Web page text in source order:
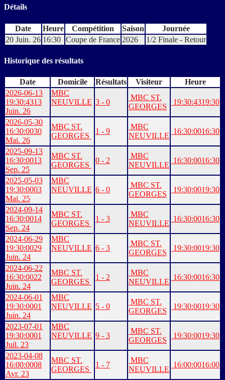
Détails
Date Heure Compétition Saison
Journée
20 Juin. 26 16:30 Coupe de France 2026 1/2 Finale - Retour
Historique des résultats
Date Domicile Résultats Visiteur
Heure
2026-06-13
19:30:4313
Juin. 26
MBC
NEUVILLE 3 - 0
MBC ST.
GEORGES
19:30:4319:30
2026-05-30
16:30:0030
Mai. 26
MBC ST.
GEORGES
1 - 9
MBC
NEUVILLE
16:30:0016:30
2025-09-13
16:30:0013
Sep. 25
MBC ST.
GEORGES
0 - 2
MBC
NEUVILLE
16:30:0016:30
2025-05-03
19:30:0003
Mai. 25
MBC
NEUVILLE 6 - 0
MBC ST.
GEORGES
19:30:0019:30
2024-09-14
16:30:0014
Sep. 24
MBC ST.
GEORGES
1 - 3
MBC
NEUVILLE
16:30:0016:30
2024-06-29
19:30:0029
Juin. 24
MBC
NEUVILLE 6 - 3
MBC ST.
GEORGES
19:30:0019:30
2024-06-22
16:30:0022
Juin. 24
MBC ST.
GEORGES
1 - 2
MBC
NEUVILLE
16:30:0016:30
2024-06-01
19:30:0001
Juin. 24
MBC
NEUVILLE 5 - 0
MBC ST.
GEORGES
19:30:0019:30
2023-07-01
19:30:0001
Juil. 23
MBC
NEUVILLE 9 - 3
MBC ST.
GEORGES
19:30:0019:30
2023-04-08
16:00:0008
Avr. 23
MBC ST.
GEORGES
1 - 7
MBC
NEUVILLE
16:00:0016:00